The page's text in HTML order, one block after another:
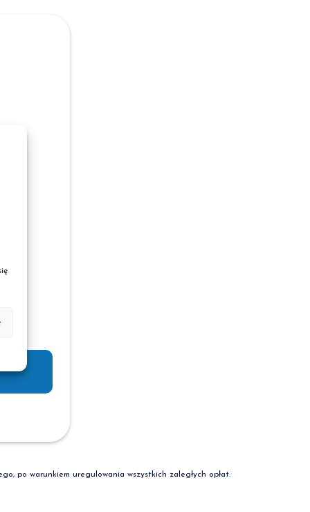
po warunkiem uregulowania wszystkich zaległych opłat.